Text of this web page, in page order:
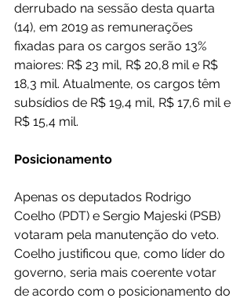
derrubado na sessão desta quarta
(14), em 2019 as remunerações
fixadas para os cargos serão 13%
maiores: R$ 23 mil, R$ 20,8 mil e R$
18,3 mil. Atualmente, os cargos têm
subsídios de R$ 19,4 mil, R$ 17,6 mil e
R$ 15,4 mil.
Posicionamento
Apenas os deputados Rodrigo
Coelho (PDT) e Sergio Majeski (PSB)
votaram pela manutenção do veto.
Coelho justificou que, como líder do
governo, seria mais coerente votar
de acordo com o posicionamento do